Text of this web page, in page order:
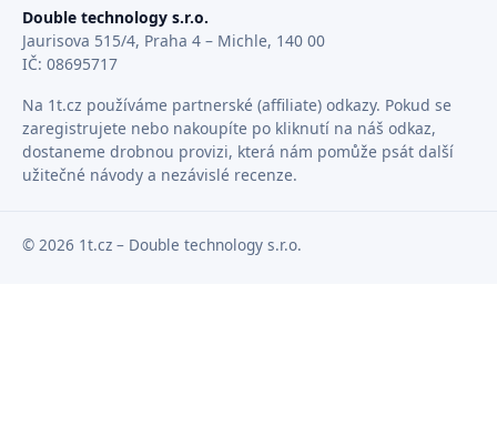
Double technology s.r.o.
Jaurisova 515/4, Praha 4 – Michle, 140 00
IČ: 08695717
Na 1t.cz používáme partnerské (affiliate) odkazy. Pokud se
zaregistrujete nebo nakoupíte po kliknutí na náš odkaz,
dostaneme drobnou provizi, která nám pomůže psát další
užitečné návody a nezávislé recenze.
© 2026 1t.cz – Double technology s.r.o.